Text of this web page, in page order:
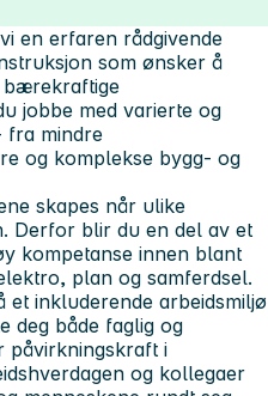
en erfaren rådgivende
som ønsker å
bærekraftige
jobbe med varierte og
fra mindre
og komplekse bygg- og
skapes når ulike
Derfor blir du en del av et
kompetanse innen blant
plan og samferdsel.
et inkluderende arbeidsmiljø
deg både faglig og
påvirkningskraft i
og kollegaer